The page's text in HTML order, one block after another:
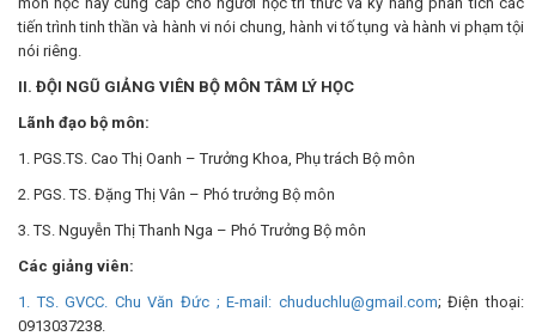
tiến trình tinh thần và hành vi nói chung, hành vi tố tụng và hành vi phạm tội
nói riêng.
II. ĐỘI NGŨ GIẢNG VIÊN BỘ MÔN TÂM LÝ HỌC
Lãnh đạo bộ môn:
1. PGS.TS. Cao Thị Oanh – Trưởng Khoa, Phụ trách Bộ môn
2. PGS. TS. Đặng Thị Vân – Phó trưởng Bộ môn
3. TS. Nguyễn Thị Thanh Nga – Phó Trưởng Bộ môn
Các giảng viên:
1. TS. GVCC. Chu Văn Đức ; E-mail: chuduchlu@gmail.com; Điện thoại:
0913037238.